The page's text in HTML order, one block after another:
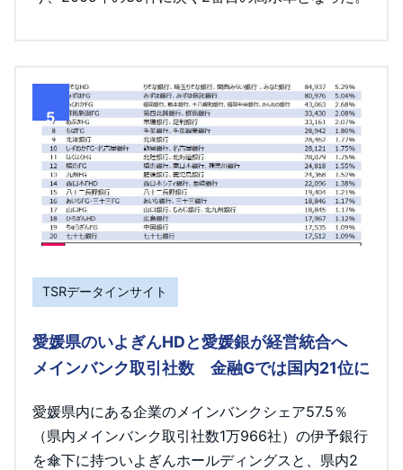
5
TSRデータインサイト
愛媛県のいよぎんHDと愛媛銀が経営統合へ
メインバンク取引社数 金融Gでは国内21位に
愛媛県内にある企業のメインバンクシェア57.5％
（県内メインバンク取引社数1万966社）の伊予銀行
を傘下に持ついよぎんホールディングスと、県内2